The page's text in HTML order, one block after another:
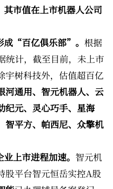
市值在上市机器人公司
成“百亿俱乐部”。 根据
统计，截至目前，未上市
宇树科技外，估值超百亿
河通用、智元机器人、云
纪元、灵心巧手、星海
智平方、帕西尼、众擎机
上市进程加速。 智元机
股平台智元恒岳实控A股